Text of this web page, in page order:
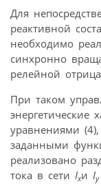
Для
реактивной
необходимо
синхронно
релейной
При таком
энергетические
уравнениями
заданными
реализовано
тока в сети Ixи Iy